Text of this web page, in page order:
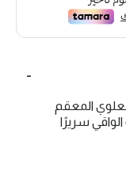
المعقم
سريرًا